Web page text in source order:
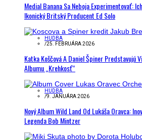
Medial Banana Sa Neboja Experimentovať:
Ikonický Britský Producent Ed Solo
HUDBA
/25. FEBRUÁRA 2026
Katka Koščová A Daniel Špiner Predstavujú
Albumu „Krehkosť“
HUDBA
/9. JANUÁRA 2026
Nový Album Wild Land Od Lukáša Oravca:
Legenda Bob Mintzer